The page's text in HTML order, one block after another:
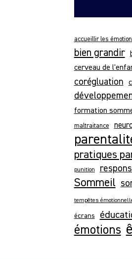
accueillir les
bien grandir
cerveau de
corégluation
formation
maltraitance
pratiques
punition
Sommeil
tempêtes
écrans
émotions